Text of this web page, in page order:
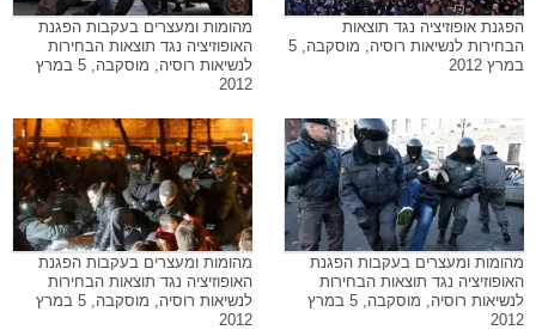
הפגנת אופוזיציה נגד תוצאות
הבחירות לנשיאות רוסיה, מוסקבה, 5
במרץ 2012
מהומות ומעצרים בעקבות הפגנת
האופוזיציה נגד תוצאות הבחירות
לנשיאות רוסיה, מוסקבה, 5 במרץ
2012
מהומות ומעצרים בעקבות הפגנת
האופוזיציה נגד תוצאות הבחירות
לנשיאות רוסיה, מוסקבה, 5 במרץ
2012
מהומות ומעצרים בעקבות הפגנת
האופוזיציה נגד תוצאות הבחירות
לנשיאות רוסיה, מוסקבה, 5 במרץ
2012